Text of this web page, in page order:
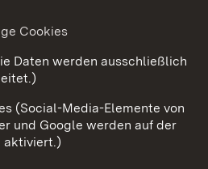
Barrierefreiheit
Cookies
Cookies
Daten werden ausschließlich
(Social-Media-Elemente von
und Google werden auf der
aktiviert.)